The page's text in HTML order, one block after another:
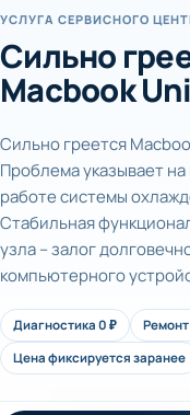
УСЛУГА СЕРВИСНОГО
Сильно
Macbook
Сильно греется
Проблема указывает
работе системы
Стабильная
узла – залог
компьютерного
Диагностика 0 ₽
Ремонт
Цена фиксируется заранее